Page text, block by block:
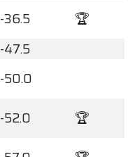
-36.5
🏆
-47.5
-50.0
-52.0
🏆